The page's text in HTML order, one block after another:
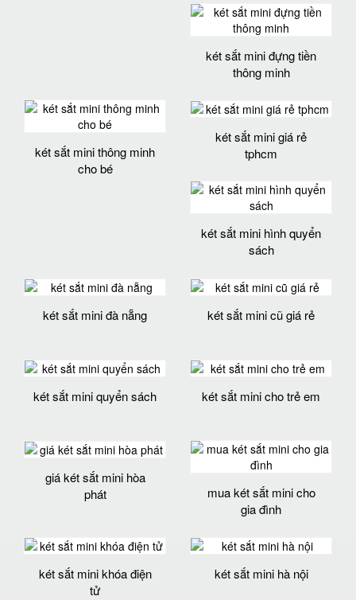
két sắt mini đựng tiền
thông minh
két sắt mini thông minh
cho bé
két sắt mini giá rẻ
tphcm
két sắt mini hình quyển
sách
két sắt mini đà nẵng két sắt mini cũ giá rẻ
két sắt mini quyển sách két sắt mini cho trẻ em
giá két sắt mini hòa
phát
mua két sắt mini cho
gia đình
két sắt mini khóa điện
tử
két sắt mini hà nội